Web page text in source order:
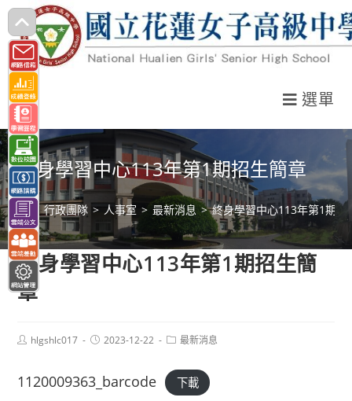
跳
轉
至
主
要
內
容
選單
終身學習中心113年第1期招生簡章
> 行政團隊 > 人事室 > 最新消息 > 終身學習中心113年第1期招
終身學習中心113年第1期招生簡
章
Posthlgshlc017
Post2023-12-22
Post最新消息
1120009363_barcode 下載